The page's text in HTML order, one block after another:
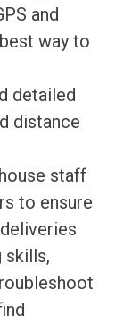
and
way to
detailed
distance
staff
to ensure
skills,